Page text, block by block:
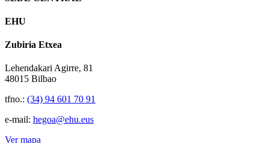
EHU
Zubiria Etxea
Lehendakari Agirre, 81
48015 Bilbao
tfno.: (34) 94 601 70 91
e-mail: hegoa@ehu.eus
Ver mapa